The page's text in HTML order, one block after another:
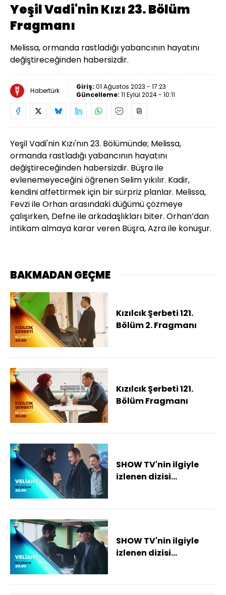
Yeşil Vadi'nin Kızı 23. Bölüm
Fragmanı
Melissa, ormanda rastladığı yabancının hayatını
değiştireceğinden habersizdir.
Habertürk Giriş: 01 Ağustos 2023 - 17:23
Güncelleme: 11 Eylül 2024 - 10:11
Yeşil Vadi'nin Kızı'nın 23. Bölümünde; Melissa,
ormanda rastladığı yabancının hayatını
değiştireceğinden habersizdir. Büşra ile
evlenemeyeceğini öğrenen Selim yıkılır. Kadir,
kendini affettirmek için bir sürpriz planlar. Melissa,
Fevzi ile Orhan arasındaki düğümü çözmeye
çalışırken, Defne ile arkadaşlıkları biter. Orhan’dan
intikam almaya karar veren Büşra, Azra ile konuşur.
BAKMADAN GEÇME
Kızılcık Şerbeti 121.
Bölüm 2. Fragmanı
Kızılcık Şerbeti 121.
Bölüm Fragmanı
SHOW TV'nin ilgiyle
izlenen dizisi
SHOW TV'nin ilgiyle
izlenen dizisi